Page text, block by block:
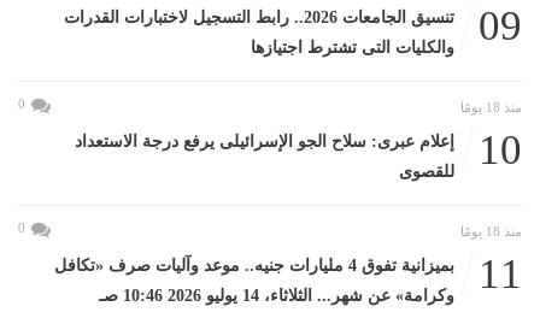
09
تنسيق الجامعات 2026.. رابط التسجيل لاختبارات القدرات
والكليات التى تشترط اجتيازها
منذ 18 يومًا 0
10
إعلام عبرى: سلاح الجو الإسرائيلى يرفع درجة الاستعداد
للقصوى
منذ 18 يومًا 0
11
بميزانية تفوق 4 مليارات جنيه.. موعد وآليات صرف «تكافل
وكرامة» عن شهر... الثلاثاء، 14 يوليو 2026 10:46 صـ